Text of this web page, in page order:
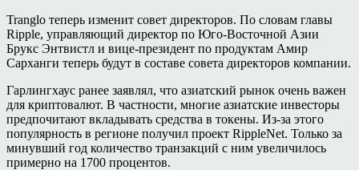
Tranglo теперь изменит совет директоров. По словам главы
Ripple, управляющий директор по Юго-Восточной Азии
Брукс Энтвистл и вице-президент по продуктам Амир
Сарханги теперь будут в составе совета директоров компании.
Гарлингхаус ранее заявлял, что азиатский рынок очень важен
для криптовалют. В частности, многие азиатские инвесторы
предпочитают вкладывать средства в токены. Из-за этого
популярность в регионе получил проект RippleNet. Только за
минувший год количество транзакций с ним увеличилось
примерно на 1700 процентов.